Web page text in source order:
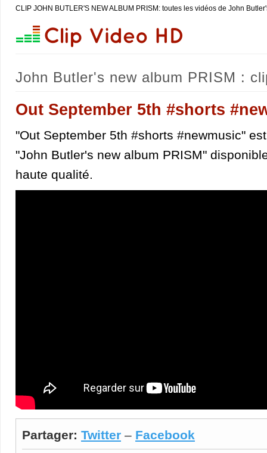
CLIP JOHN BUTLER'S NEW ALBUM PRISM: toutes les vidéos de John
John Butler's new album PRISM :
Out September 5th #shorts
"Out September 5th #shorts #newmusic"
"John Butler's new album PRISM"
haute qualité.
Partager: Twitter – Facebook